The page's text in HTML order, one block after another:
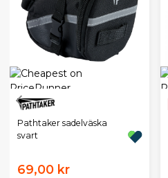
Pathtaker sadelväska
svart
69,00 kr